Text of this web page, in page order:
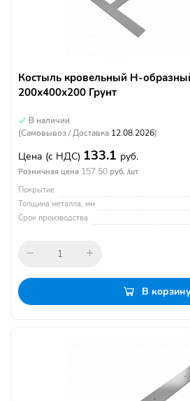
Костыль кровельный Н-
200х400х200 Грунт
В наличии
(Самовывоз / Доставка 12.08.2026)
Цена (с НДС) 133.1 руб.
Розничная цена 157.50 руб. /шт
Покрытие
Толщина металла, мм
Срок производства
В